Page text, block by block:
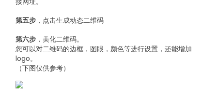
第五步 ，点击生成动态二维码
第六步 ，美化二维码。
您可以对二维码的边框，图眼，颜色等进行设置，还能增加
logo。
（下图仅供参考）